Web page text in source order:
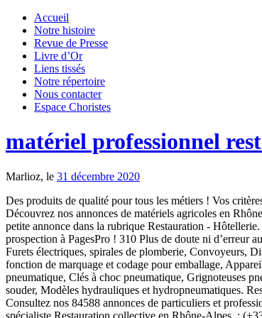
Accueil
Notre histoire
Revue de Presse
Livre d’Or
Liens tissés
Notre répertoire
Nous contacter
Espace Choristes
matériel professionnel
Marlioz, le 31 décembre 2020
Des produits de qualité pour tous les métiers ! Vos critères. Expondo vous garantit la robustesse et la fiabilité de l’ensemble des équipements disponibles sur notre page matériel de restauration d’occasion. Découvrez nos annonces de matériels agricoles en Rhône-Alpes parmi les annonces de matériel professionnel sur ParuVendu.fr longue expérience et nous permettent de sélectionner les bons produits. Aucune petite annonce dans la rubrique Restauration - Hôtellerie. materiel professionnel d'occasion de restauration : tout pour preparer : robot coupe, bacs gastro, petits ustensils, essoreuse,plat,table,etagere Confiez votre prospection à PagesPro ! 310 Plus de doute ni d’erreur au moment de peser vos ingrédients! ... Pour enchérir sur ce bien vous devez être inscrit en tant que professionnel et être en mesure de fournir un justificatif. Furets électriques, spirales de plomberie, Convoyeurs, Dispositifs de chauffage, Tréteaux d'atelier, Irrigation de jardin, outils de jardinage, Machines à dénuder les câbles manuelles et électriques, 900 watts - avec fonction de marquage et codage pour emballage, Appareils de levage, Malettes d'outils mécaniques, pinces automobiles, Grignoteuse, Outils de ponçage, scies électriques, stations de soudage, Accessoires pneumatique, Clés à choc pneumatique, Grignoteuses pneumatique, Marteaux pneumatique, Boites à clefs, Motorisation porte de garage, Portes sectionnelles, Accessoires de soudure, Kits de soudure, Torches à souder, Modèles hydrauliques et hydropneumatiques. Restaurateur ou propriétaire d’une maison d’hôtes, sachez que ce type d’équipements sont souvent le petit plus qui fait toute la différence pour vos clients. Consultez nos 84588 annonces de particuliers et professionnels sur leboncoin - page 2 L'inscription a lieu conformément à notre politique de protection des données. Trouvez gratuitement et facilement un spécialiste Restauration collective en Rhône-Alpes. : (+33)4 74 88 85 22. Des produits de qualité, pour le sport et la santé ! Détecteurs de métaux, Enregistreurs de données, Accessoires, Balances au sol, Balances poids-prix, Pèses-colis, Agitateurs, Centrifugeuses, Etuves de séchage, Pipettes. VENTE CONSEIL EN MATÉRIELS ET ÉQUIPEMENTS CHR POUR LA RESTAURATION ET LES MÉTIERS DE BOUCHE LYON VÉNISSIEUX VENEZ VISITEZ NOTRE SHOW ROOM DÉPÔT VENTE DÉPANNAGE 24/24 7J7 PI Expondo vous en garantit la qualité. R.V.MATERIEL vous propose du matériel de restauration neuf et d'occasion adapté aux collectivités, aux professionnels de la restauration mais aussi aux associations et particuliers passionnés de cuisine. Matériel CHR Pro : Matériel de Restauration - Equipement de Restauration Professionnel. Mais pourquoi